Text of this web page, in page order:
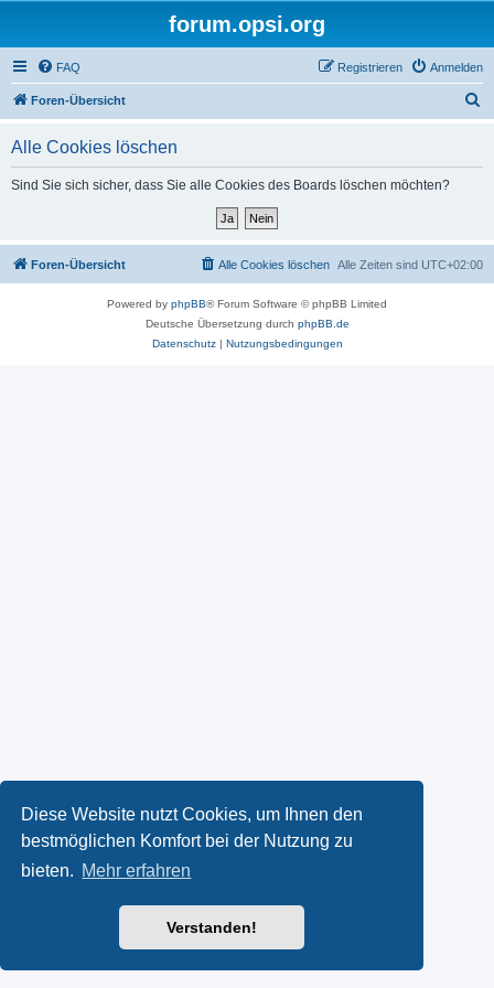
Diese Website nutzt Cookies, um Ihnen den
bestmöglichen Komfort bei der Nutzung zu
bieten. Mehr erfahren
Verstanden!
forum.opsi.org
FAQ Anmelden
Registrieren
Foren-Übersicht
Alle Cookies löschen
Sind Sie sich sicher, dass Sie alle Cookies des Boards löschen möchten?
Foren-Übersicht Alle Zeiten sind UTC+02:00
Alle Cookies löschen
Powered by phpBB® Forum Software © phpBB Limited
Deutsche Übersetzung durch phpBB.de
Datenschutz| Nutzungsbedingungen